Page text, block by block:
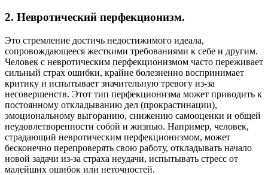
2. Невротический перфекционизм.
Это стремление достичь недостижимого идеала,
сопровождающееся жесткими требованиями к себе и другим.
Человек с невротическим перфекционизмом часто переживает
сильный страх ошибки, крайне болезненно воспринимает
критику и испытывает значительную тревогу из-за
несовершенств. Этот тип перфекционизма может приводить к
постоянному откладыванию дел (прокрастинации),
эмоциональному выгоранию, снижению самооценки и общей
неудовлетворенности собой и жизнью. Например, человек,
страдающий невротическим перфекционизмом, может
бесконечно перепроверять свою работу, откладывать начало
новой задачи из-за страха неудачи, испытывать стресс от
малейших ошибок или неточностей.